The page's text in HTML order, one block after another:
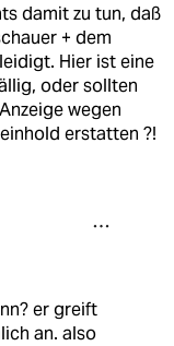
damit zu tun, daß
+ dem
Hier ist eine
oder sollten
wegen
erstatten ?!
er greift
an. also